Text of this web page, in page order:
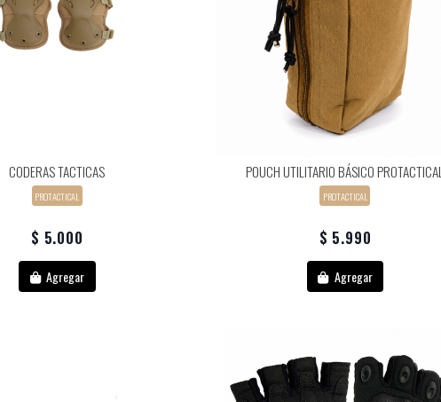
CODERAS TACTICAS
PROTACTICAL
$ 5.000
Agregar
POUCH UTILITARIO BÁSICO PROTACTICAL
PROTACTICAL
$ 5.990
Agregar